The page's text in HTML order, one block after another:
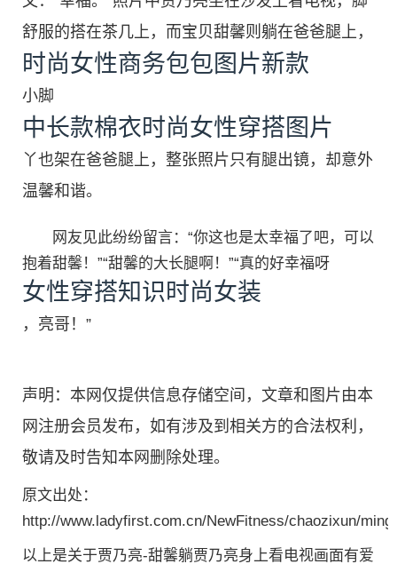
舒服的搭在茶几上，而宝贝甜馨则躺在爸爸腿上，
时尚女性商务包包图片新款
小脚
中长款棉衣时尚女性穿搭图片
丫也架在爸爸腿上，整张照片只有腿出镜，却意外
温馨和谐。
网友见此纷纷留言：“你这也是太幸福了吧，可以
抱着甜馨！”“甜馨的大长腿啊！”“真的好幸福呀
女性穿搭知识时尚女装
，亮哥！”
声明：本网仅提供信息存储空间，文章和图片由本
网注册会员发布，如有涉及到相关方的合法权利，
敬请及时告知本网删除处理。
原文出处：
http://www.ladyfirst.com.cn/NewFitness/chaozixun/
以上是关于贾乃亮-甜馨躺贾乃亮身上看电视画面有爱